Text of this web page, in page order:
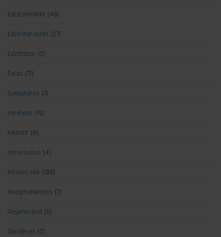
Edzéselmélet (48)
Edzéstervezés (27)
Edzőtábor (2)
Futás (71)
Gyógytorna (7)
Kerékpár (19)
Kiemelt (8)
Koronavírus (4)
Minden cikk (139)
Mozgáselemzés (7)
Regeneráció (5)
Sérülések (2)